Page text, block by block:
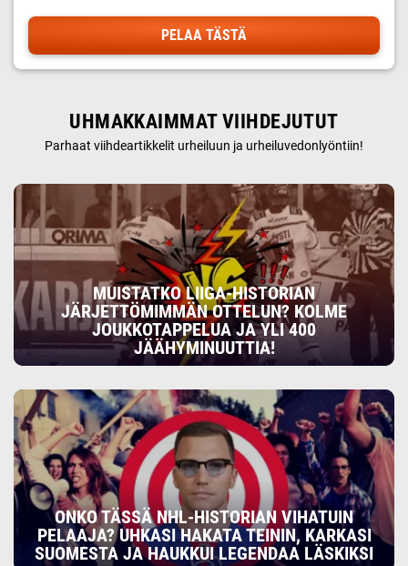
PELAA TÄSTÄ
UHMAKKAIMMAT VIIHDEJUTUT
Parhaat viihdeartikkelit urheiluun ja urheiluvedonlyöntiin!
MUISTATKO LIIGA-HISTORIAN
JÄRJETTÖMIMMÄN OTTELUN? KOLME
JOUKKOTAPPELUA JA YLI 400
JÄÄHYMINUUTTIA!
ONKO TÄSSÄ NHL-HISTORIAN VIHATUIN
PELAAJA? UHKASI HAKATA TEININ, KARKASI
SUOMESTA JA HAUKKUI LEGENDAA LÄSKIKSI